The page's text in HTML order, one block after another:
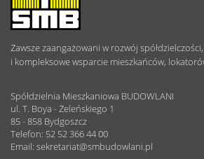
Zawsze zaangażowani w rozwój
i kompleksowe wsparcie mieszkańców,
Spółdzielnia Mieszkaniowa BUDOWLANI
ul. T. Boya - Żeleńskiego 1
85 - 858 Bydgoszcz
Telefon: 52 52 366 44 00
Email: sekretariat@smbudowlani.pl